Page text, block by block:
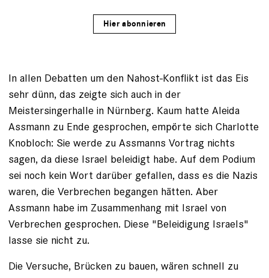
Hier abonnieren
In allen Debatten um den Nahost-Konflikt ist das Eis
sehr dünn, das zeigte sich auch in der
Meistersingerhalle in Nürnberg. Kaum hatte Aleida
Assmann zu Ende gesprochen, empörte sich Charlotte
Knobloch: Sie werde zu Assmanns Vortrag nichts
sagen, da diese Israel beleidigt habe. Auf dem Podium
sei noch kein Wort darüber gefallen, dass es die Nazis
waren, die Verbrechen begangen hätten. Aber
Assmann habe im Zusammenhang mit Israel von
Verbrechen gesprochen. Diese "Beleidigung Israels"
lasse sie nicht zu.
Die Versuche, Brücken zu bauen, wären schnell zu